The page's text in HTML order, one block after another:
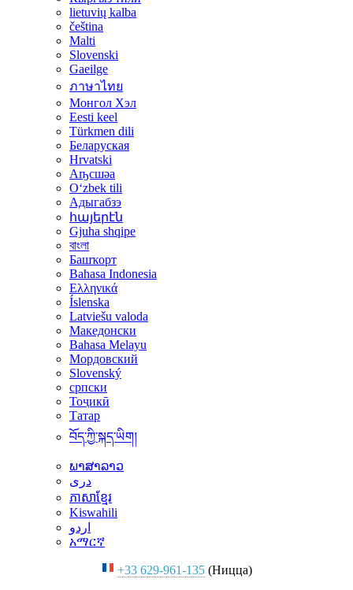
lietuvių kalba
čeština
Malti
Slovenski
Gaeilge
ภาษาไทย
Монгол Хэл
Eesti keel
Türkmen dili
Беларуская
Hrvatski
Аҧсшәа
Oʻzbek tili
Адыгабзэ
հայերէն
Gjuha shqipe
বাংলা
Башҡорт
Bahasa Indonesia
Ελληνικά
Íslenska
Latviešu valoda
Македонски
Bahasa Melayu
Мордовский
Slovenský
српски
Тоҷикӣ
Татар
བོད་ཀྱི་སྐད་ཡིག།
ພາສາລາວ
دری
ភាសាខ្មែរ
Kiswahili
اردو
አማርኛ
+33 629-961-135(Ницца)